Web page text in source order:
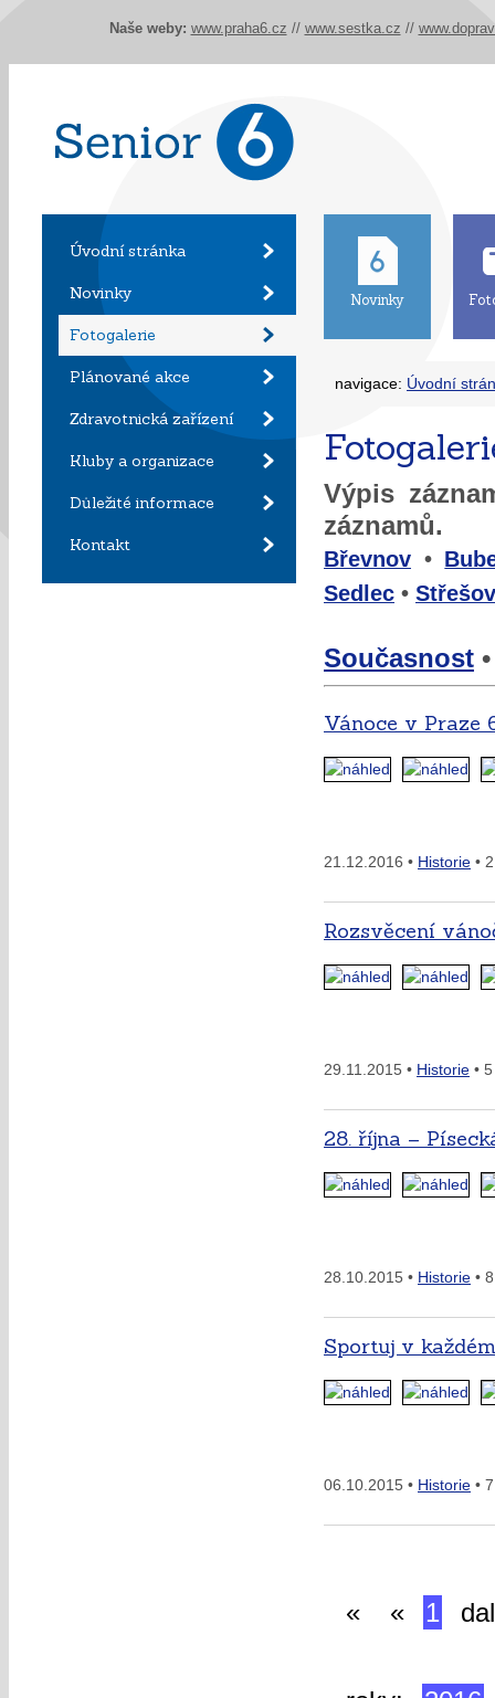
Úvodní stránka
Novinky
Fotogalerie
Plánované akce
Zdravotnická zařízení
Kluby a organizace
Důležité informace
Kontakt
Novinky
navigace: Úvodní
Výpis
záznamů.
Břevnov •
Sedlec •
Současnost
Vánoce v Praze
21.12.2016 • Historie •
Rozsvěcení
29.11.2015 • Historie •
28. října –
28.10.2015 • Historie •
Sportuj v
06.10.2015 • Historie •
« « 1
Naše weby: www.praha6.cz // www.sestka.cz //